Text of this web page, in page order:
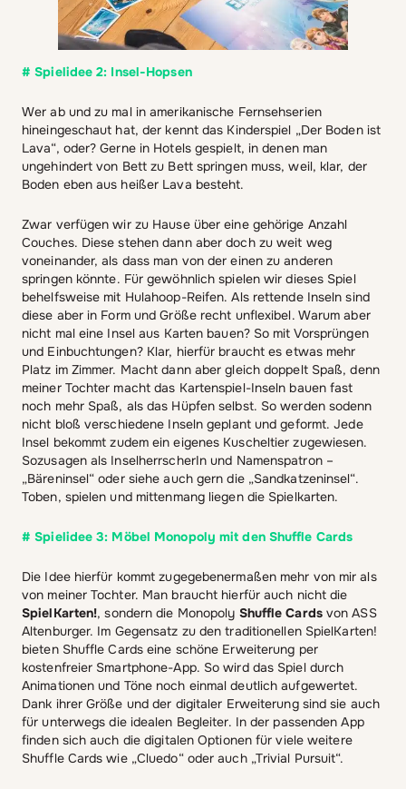
# Spielidee 2: Insel-Hopsen
Wer ab und zu mal in amerikanische Fernsehserien
hineingeschaut hat, der kennt das Kinderspiel „Der Boden ist
Lava“, oder? Gerne in Hotels gespielt, in denen man
ungehindert von Bett zu Bett springen muss, weil, klar, der
Boden eben aus heißer Lava besteht.
Zwar verfügen wir zu Hause über eine gehörige Anzahl
Couches. Diese stehen dann aber doch zu weit weg
voneinander, als dass man von der einen zu anderen
springen könnte. Für gewöhnlich spielen wir dieses Spiel
behelfsweise mit Hulahoop-Reifen. Als rettende Inseln sind
diese aber in Form und Größe recht unflexibel. Warum aber
nicht mal eine Insel aus Karten bauen? So mit Vorsprüngen
und Einbuchtungen? Klar, hierfür braucht es etwas mehr
Platz im Zimmer. Macht dann aber gleich doppelt Spaß, denn
meiner Tochter macht das Kartenspiel-Inseln bauen fast
noch mehr Spaß, als das Hüpfen selbst. So werden sodenn
nicht bloß verschiedene Inseln geplant und geformt. Jede
Insel bekommt zudem ein eigenes Kuscheltier zugewiesen.
Sozusagen als InselherrscherIn und Namenspatron –
„Bäreninsel“ oder siehe auch gern die „Sandkatzeninsel“.
Toben, spielen und mittenmang liegen die Spielkarten.
# Spielidee 3: Möbel Monopoly mit den Shuffle Cards
Die Idee hierfür kommt zugegebenermaßen mehr von mir als
von meiner Tochter. Man braucht hierfür auch nicht die
SpielKarten!, sondern die Monopoly Shuffle Cardsvon ASS
Altenburger. Im Gegensatz zu den traditionellen SpielKarten!
bieten Shuffle Cards eine schöne Erweiterung per
kostenfreier Smartphone-App. So wird das Spiel durch
Animationen und Töne noch einmal deutlich aufgewertet.
Dank ihrer Größe und der digitaler Erweiterung sind sie auch
für unterwegs die idealen Begleiter. In der passenden App
finden sich auch die digitalen Optionen für viele weitere
Shuffle Cards wie „Cluedo“ oder auch „Trivial Pursuit“.